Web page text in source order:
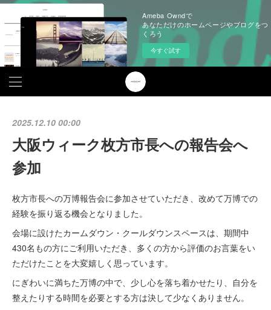
Ameba Owndで
あなただけのホームページやブログをつ
くろう
今すぐ試す
2025.12.10 00:00
大阪ウィーク枚方市長への報告会へ
参加
枚方市長への万博報告会に参加させていただき、改めて万博での
経験を振り返る機会となりました。
会場に設けたカームダウン・クールダウンスペースは、期間中
430名もの方にご利用いただき、多くの方から評価のお言葉をい
ただけたことを大変嬉しく思っています。
にぎわいに満ちた万博の中で、少し心を落ち着かせたり、自分を
整えたりする時間を必要とする方は決して少なくありません。